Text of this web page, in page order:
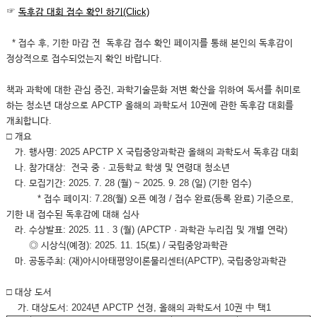
☞ 독후감 대회 접수 확인 하기(Click)
* 접수 후, 기한 마감 전 독후감 접수 확인 페이지를 통해 본인의 독후감이
정상적으로 접수되었는지 확인 바랍니다.
책과 과학에 대한 관심 증진, 과학기술문화 저변 확산을 위하여 독서를 취미로
하는 청소년 대상으로 APCTP 올해의 과학도서 10권에 관한 독후감 대회를
개최합니다.
□ 개요
가. 행사명: 2025 APCTP X 국립중앙과학관 올해의 과학도서 독후감 대회
나. 참가대상: 전국 중 · 고등학교 학생 및 연령대 청소년
다. 모집기간: 2025. 7. 28 (월) ~ 2025. 9. 28 (일)(기한 엄수)
* 접수 페이지: 7.28(월) 오픈 예정 / 접수 완료(등록 완료) 기준으로,
기한 내 접수된 독후감에 대해 심사
라. 수상발표: 2025. 11 . 3 (월) (APCTP · 과학관 누리집 및 개별 연락)
◎ 시상식(예정): 2025. 11. 15(토) / 국립중앙과학관
마. 공동주최: (재)아시아태평양이론물리센터(APCTP), 국립중앙과학관
□ 대상 도서
가. 대상도서: 2024년 APCTP 선정, 올해의 과학도서 10권 中 택1